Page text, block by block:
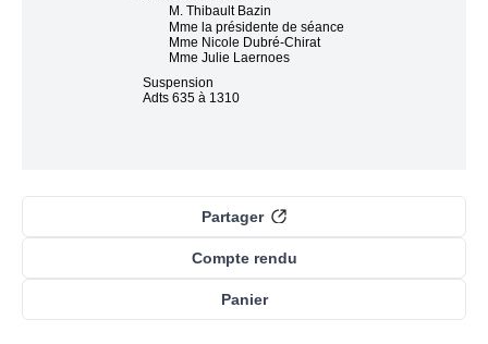
M. Thibault Bazin
Mme la présidente de séance
Mme Nicole Dubré-Chirat
Mme Julie Laernoes
Suspension
Adts 635 à 1310
Compte rendu
Panier
Partager